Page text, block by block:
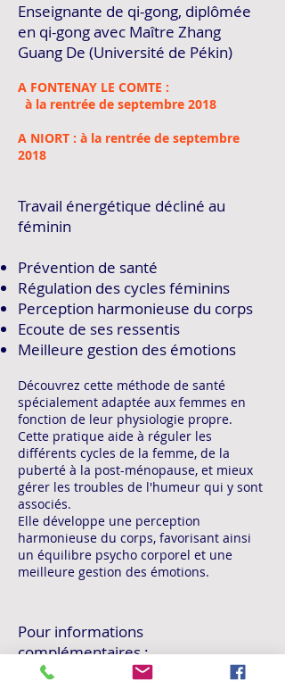
Enseignante de qi-gong, diplômée
en qi-gong avec Maître Zhang
Guang De (Université de Pékin)
A FONTENAY LE COMTE :
à la rentrée de septembre 2018
A NIORT : à la rentrée de septembre
2018
Travail énergétique décliné au
féminin
Prévention de santé
Régulation des cycles féminins
Perception harmonieuse du corps
Ecoute de ses ressentis
Meilleure gestion des émotions
Découvrez cette méthode de santé
spécialement adaptée aux femmes en
fonction de leur physiologie propre.
Cette pratique aide à réguler les
différents cycles de la femme, de la
puberté à la post-ménopause, et mieux
gérer les troubles de l'humeur qui y sont
associés.
Elle développe une perception
harmonieuse du corps, favorisant ainsi
un équilibre psycho corporel et une
meilleure gestion des émotions.
Pour informations
complémentaires :
qigongdelafontaine@gmail.com